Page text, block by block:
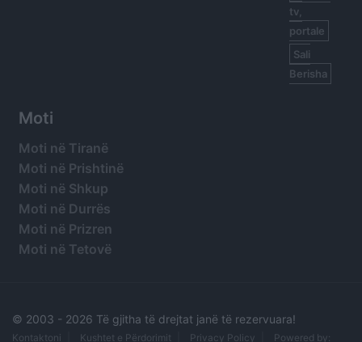
tv,
portale
Sali
Berisha
Moti
Moti në Tiranë
Moti në Prishtinë
Moti në Shkup
Moti në Durrës
Moti në Prizren
Moti në Tetovë
© 2003 - 2026 Të gjitha të drejtat janë të rezervuara!
Kontaktoni Kushtet e Përdorimit Privacy Policy Powered by: